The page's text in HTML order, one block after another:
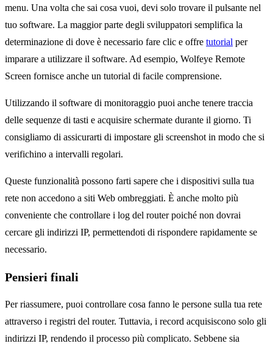
menu. Una volta che sai cosa vuoi, devi solo trovare il pulsante nel
tuo software. La maggior parte degli sviluppatori semplifica la
determinazione di dove è necessario fare clic e offre tutorial per
imparare a utilizzare il software. Ad esempio, Wolfeye Remote
Screen fornisce anche un tutorial di facile comprensione.
Utilizzando il software di monitoraggio puoi anche tenere traccia
delle sequenze di tasti e acquisire schermate durante il giorno. Ti
consigliamo di assicurarti di impostare gli screenshot in modo che si
verifichino a intervalli regolari.
Queste funzionalità possono farti sapere che i dispositivi sulla tua
rete non accedono a siti Web ombreggiati. È anche molto più
conveniente che controllare i log del router poiché non dovrai
cercare gli indirizzi IP, permettendoti di rispondere rapidamente se
necessario.
Pensieri finali
Per riassumere, puoi controllare cosa fanno le persone sulla tua rete
attraverso i registri del router. Tuttavia, i record acquisiscono solo gli
indirizzi IP, rendendo il processo più complicato. Sebbene sia